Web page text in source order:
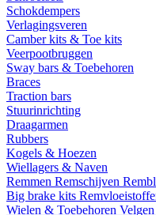
Schokdempers
Verlagingsveren
Camber kits & Toe kits
Veerpootbruggen
Sway bars & Toebehoren
Braces
Traction bars
Stuurinrichting
Draagarmen
Rubbers
Kogels & Hoezen
Wiellagers & Naven
Remmen Remschijven
Big brake kits
Wielen & Toebehoren